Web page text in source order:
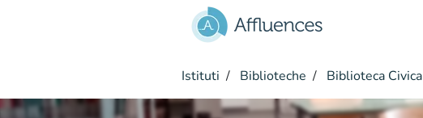
Istituti Biblioteche Biblioteca Civica